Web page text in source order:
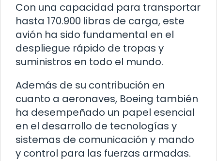
Con una capacidad para transportar
hasta 170.900 libras de carga, este
avión ha sido fundamental en el
despliegue rápido de tropas y
suministros en todo el mundo.
Además de su contribución en
cuanto a aeronaves, Boeing también
ha desempeñado un papel esencial
en el desarrollo de tecnologías y
sistemas de comunicación y mando
y control para las fuerzas armadas.